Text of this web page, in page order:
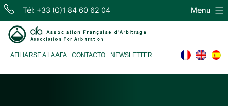
Skip
content
Tél: +33 (0)1 84 60 62 04
d'Arbitrage
AFILIARSE A LA AFA CONTACTO NEWSLETTER
Menu